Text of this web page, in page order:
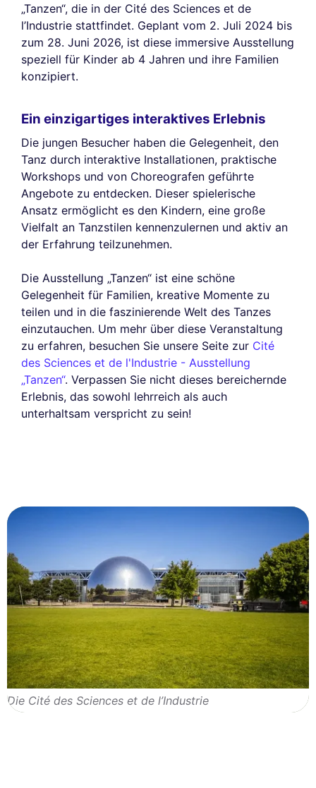
„Tanzen“, die in der Cité des Sciences et de
l’Industrie stattfindet. Geplant vom 2. Juli 2024 bis
zum 28. Juni 2026, ist diese immersive Ausstellung
speziell für Kinder ab 4 Jahren und ihre Familien
konzipiert.
Ein einzigartiges interaktives Erlebnis
Die jungen Besucher haben die Gelegenheit, den
Tanz durch interaktive Installationen, praktische
Workshops und von Choreografen geführte
Angebote zu entdecken. Dieser spielerische
Ansatz ermöglicht es den Kindern, eine große
Vielfalt an Tanzstilen kennenzulernen und aktiv an
der Erfahrung teilzunehmen.
Die Ausstellung „Tanzen“ ist eine schöne
Gelegenheit für Familien, kreative Momente zu
teilen und in die faszinierende Welt des Tanzes
einzutauchen. Um mehr über diese Veranstaltung
zu erfahren, besuchen Sie unsere Seite zur Cité
des Sciences et de l'Industrie - Ausstellung
„Tanzen“. Verpassen Sie nicht dieses bereichernde
Erlebnis, das sowohl lehrreich als auch
unterhaltsam verspricht zu sein!
Die Cité des Sciences et de l’Industrie